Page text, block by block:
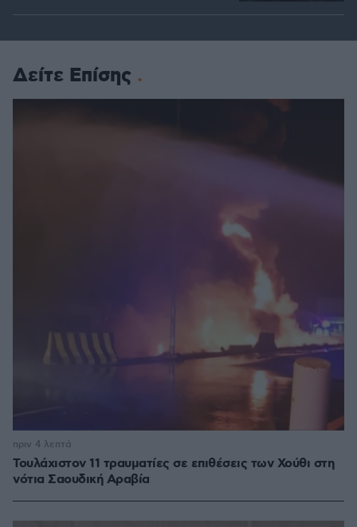
Δείτε Επίσης
Τουλάχιστον 11 τραυματίες σε επιθέσεις των Χούθι στη
νότια Σαουδική Αραβία
πριν 4 λεπτά